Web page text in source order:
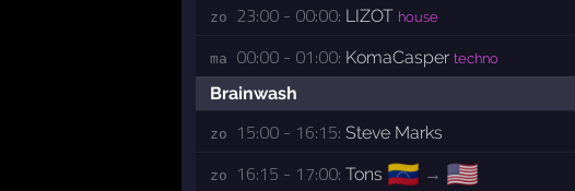
zo 23:00 - 00:00: LIZOT house
ma 00:00 - 01:00: KomaCasper techno
Brainwash
zo 15:00 - 16:15: Steve Marks
zo 16:15 - 17:00: Tons 🇻🇪 → 🇺🇸